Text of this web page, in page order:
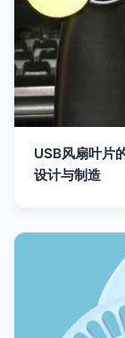
USB风扇叶片
设计与制造